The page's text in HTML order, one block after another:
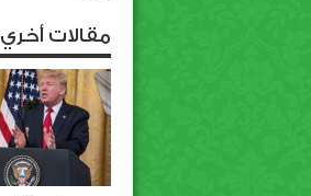
مقالات أخري